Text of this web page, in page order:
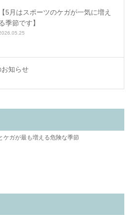
【5月はスポーツのケガが一気に増え
る季節です】
知らせ
ケガが最も増える危険な季節